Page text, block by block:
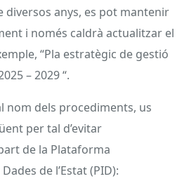
diversos anys, es pot mantenir
i només caldrà actualitzar el
“Pla estratègic de gestió
– 2029 “.
nom dels procediments, us
per tal d’evitar
de la Plataforma
de l’Estat (PID):